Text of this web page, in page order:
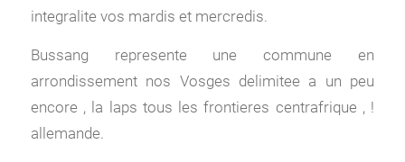
integralite vos mardis et mercredis.
Bussang represente une commune en
arrondissement nos Vosges delimitee a un peu
encore , la laps tous les frontieres centrafrique , !
allemande.